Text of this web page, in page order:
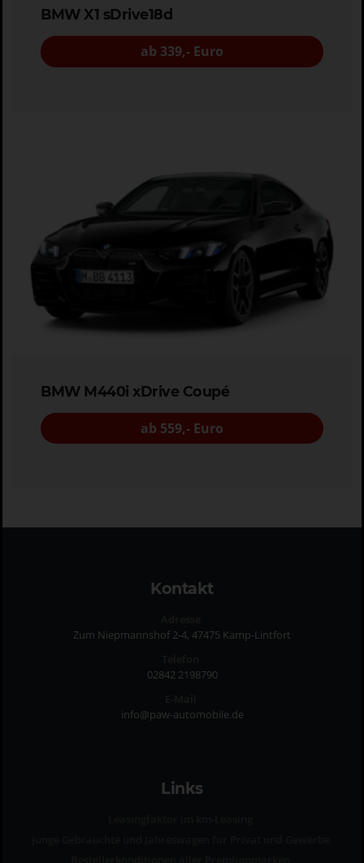
BMW X1 sDrive18d
ab 339,- Euro
BMW M440i xDrive Coupé
ab 559,- Euro
Kontakt
Zum Niepmannshof 2-4, 47475 Kamp-Lintfort
02842 2198790
info@paw-automobile.de
Links